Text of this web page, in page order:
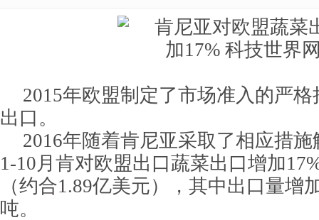
2015年欧盟制定了市场准入的严
出口。
2016年随着肯尼亚采取了相应措
1-10月肯对欧盟出口蔬菜出口增加
（约合1.89亿美元），其中出口量增
吨。